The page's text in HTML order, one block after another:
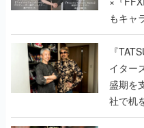
もキャ
で作り
く
『
イター
盛期を
社で机
『